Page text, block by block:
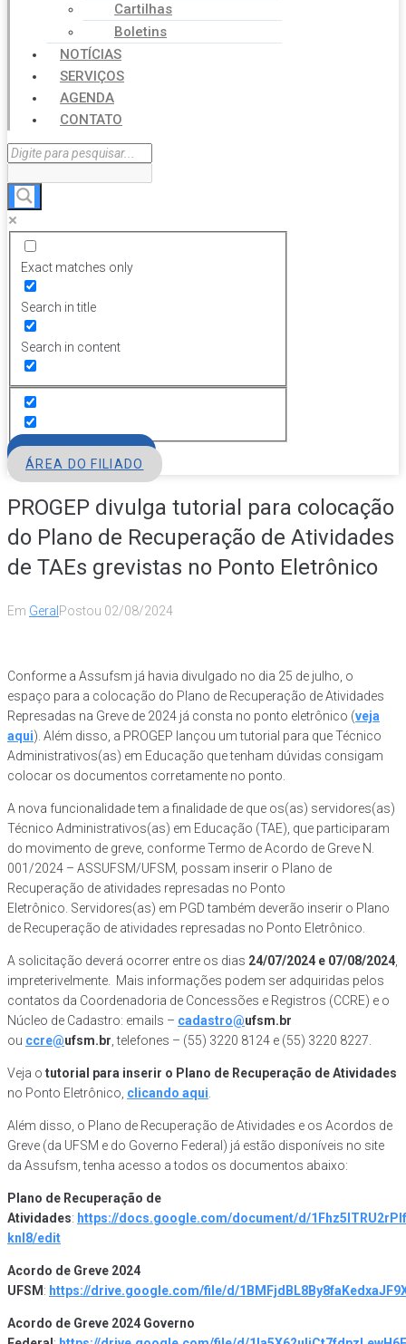
Cartilhas
Boletins
NOTÍCIAS
SERVIÇOS
AGENDA
CONTATO
Exact matches only
Search in title
Search in content
ÁREA DO FILIADO
PROGEP divulga tutorial para colocação
do Plano de Recuperação de Atividades
de TAEs grevistas no Ponto Eletrônico
Em Geral Postou 02/08/2024
Conforme a Assufsm já havia divulgado no dia 25 de julho, o
espaço para a colocação do Plano de Recuperação de Atividades
Represadas na Greve de 2024 já consta no ponto eletrônico (veja
aqui). Além disso, a PROGEP lançou um tutorial para que Técnico
Administrativos(as) em Educação que tenham dúvidas consigam
colocar os documentos corretamente no ponto.
A nova funcionalidade tem a finalidade de que os(as) servidores(as)
Técnico Administrativos(as) em Educação (TAE), que participaram
do movimento de greve, conforme Termo de Acordo de Greve N.
001/2024 – ASSUFSM/UFSM possam inserir o Plano de
Recuperação de atividades represadas no Ponto
Eletrônico. Servidores(as) em PGD também deverão inserir o Plano
de Recuperação de atividades represadas no Ponto Eletrônico.
A solicitação deverá ocorrer entre os dias 24/07/2024 e 07/08/2024
impreterivelmente. Mais informações podem ser adquiridas pelos
contatos da Coordenadoria de Concessões e Registros (CCRE) e o
Núcleo de Cadastro: emails – cadastro@ufsm.br
ou ccre@ufsm.br , telefones – (55) 3220 8124 e (55) 3220 8227.
Veja o tutorial para inserir o Plano de Recuperação de Atividades
no Ponto Eletrônico, clicando aqui
Além disso, o Plano de Recuperação de Atividades e os Acordos de
Greve (da UFSM e do Governo Federal) já estão disponíveis no site
da Assufsm, tenha acesso a todos os documentos abaixo:
Plano de Recuperação de
Atividades: https://docs.google.com/document/d/
knl8/edit
Acordo de Greve 2024
UFSM : https://drive.google.com/file/d/
Acordo de Greve 2024 Governo